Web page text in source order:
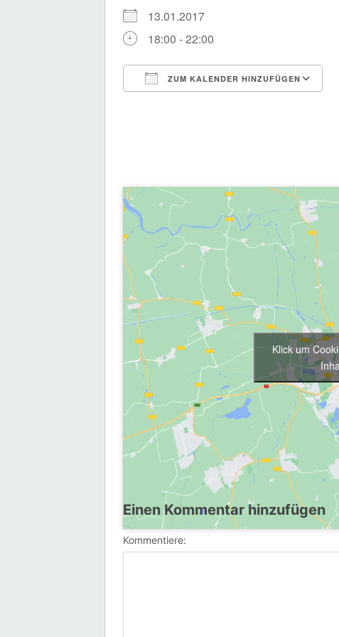
13.01.2017
18:00 - 22:00
ZUM KALENDER HINZUFÜGEN
Klick um
Der traditionelle, alljährliche
Weitere Infos und Einladung folgen
Einen Kommentar hinzufügen
Kommentiere: